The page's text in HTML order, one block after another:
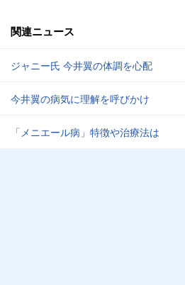
関連ニュース
ジャニー氏 今井翼の体調を心配
今井翼の病気に理解を呼びかけ
「メニエール病」特徴や治療法は